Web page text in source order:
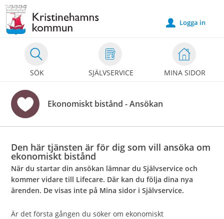
Välkommen
till
e-
tjänster
Kristinehamns
kommun
SÖK SJÄLVSERVICE MINA SIDOR
u Logga in
Ekonomiskt bistånd - Ansökan
Den här tjänsten är för dig som vill ansöka om
ekonomiskt bistånd
När du startar din ansökan lämnar du Självservice och
kommer vidare till Lifecare. Där kan du följa dina nya
ärenden. De visas inte på Mina sidor i Självservice.
Är det första gången du söker om ekonomiskt